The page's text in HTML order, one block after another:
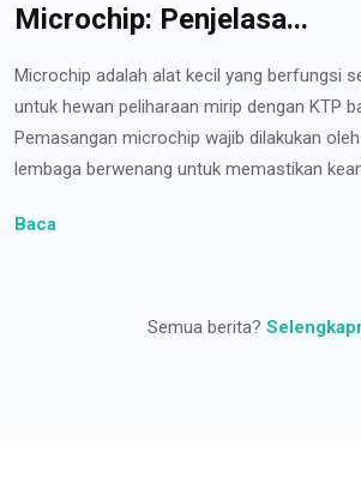
Microchip: Penjelasa...
Microchip adalah alat kecil yang berfungsi
untuk hewan peliharaan mirip dengan KTP
Pemasangan microchip wajib dilakukan
lembaga berwenang untuk memastikan
Baca
Semua berita?